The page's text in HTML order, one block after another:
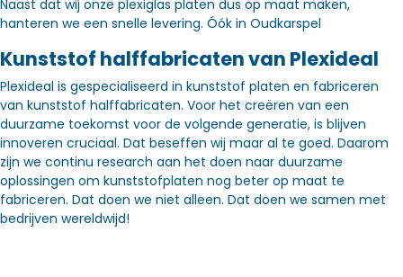
Naast dat wij onze plexiglas platen dus op maat maken,
hanteren we een snelle levering. Óók in Oudkarspel
Kunststof halffabricaten van Plexideal
Plexideal is gespecialiseerd in kunststof platen en fabriceren
van kunststof halffabricaten. Voor het creëren van een
duurzame toekomst voor de volgende generatie, is blijven
innoveren cruciaal. Dat beseffen wij maar al te goed. Daarom
zijn we continu research aan het doen naar duurzame
oplossingen om kunststofplaten nog beter op maat te
fabriceren. Dat doen we niet alleen. Dat doen we samen met
bedrijven wereldwijd!